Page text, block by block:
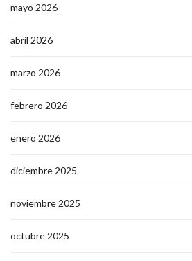
mayo 2026
abril 2026
marzo 2026
febrero 2026
enero 2026
diciembre 2025
noviembre 2025
octubre 2025